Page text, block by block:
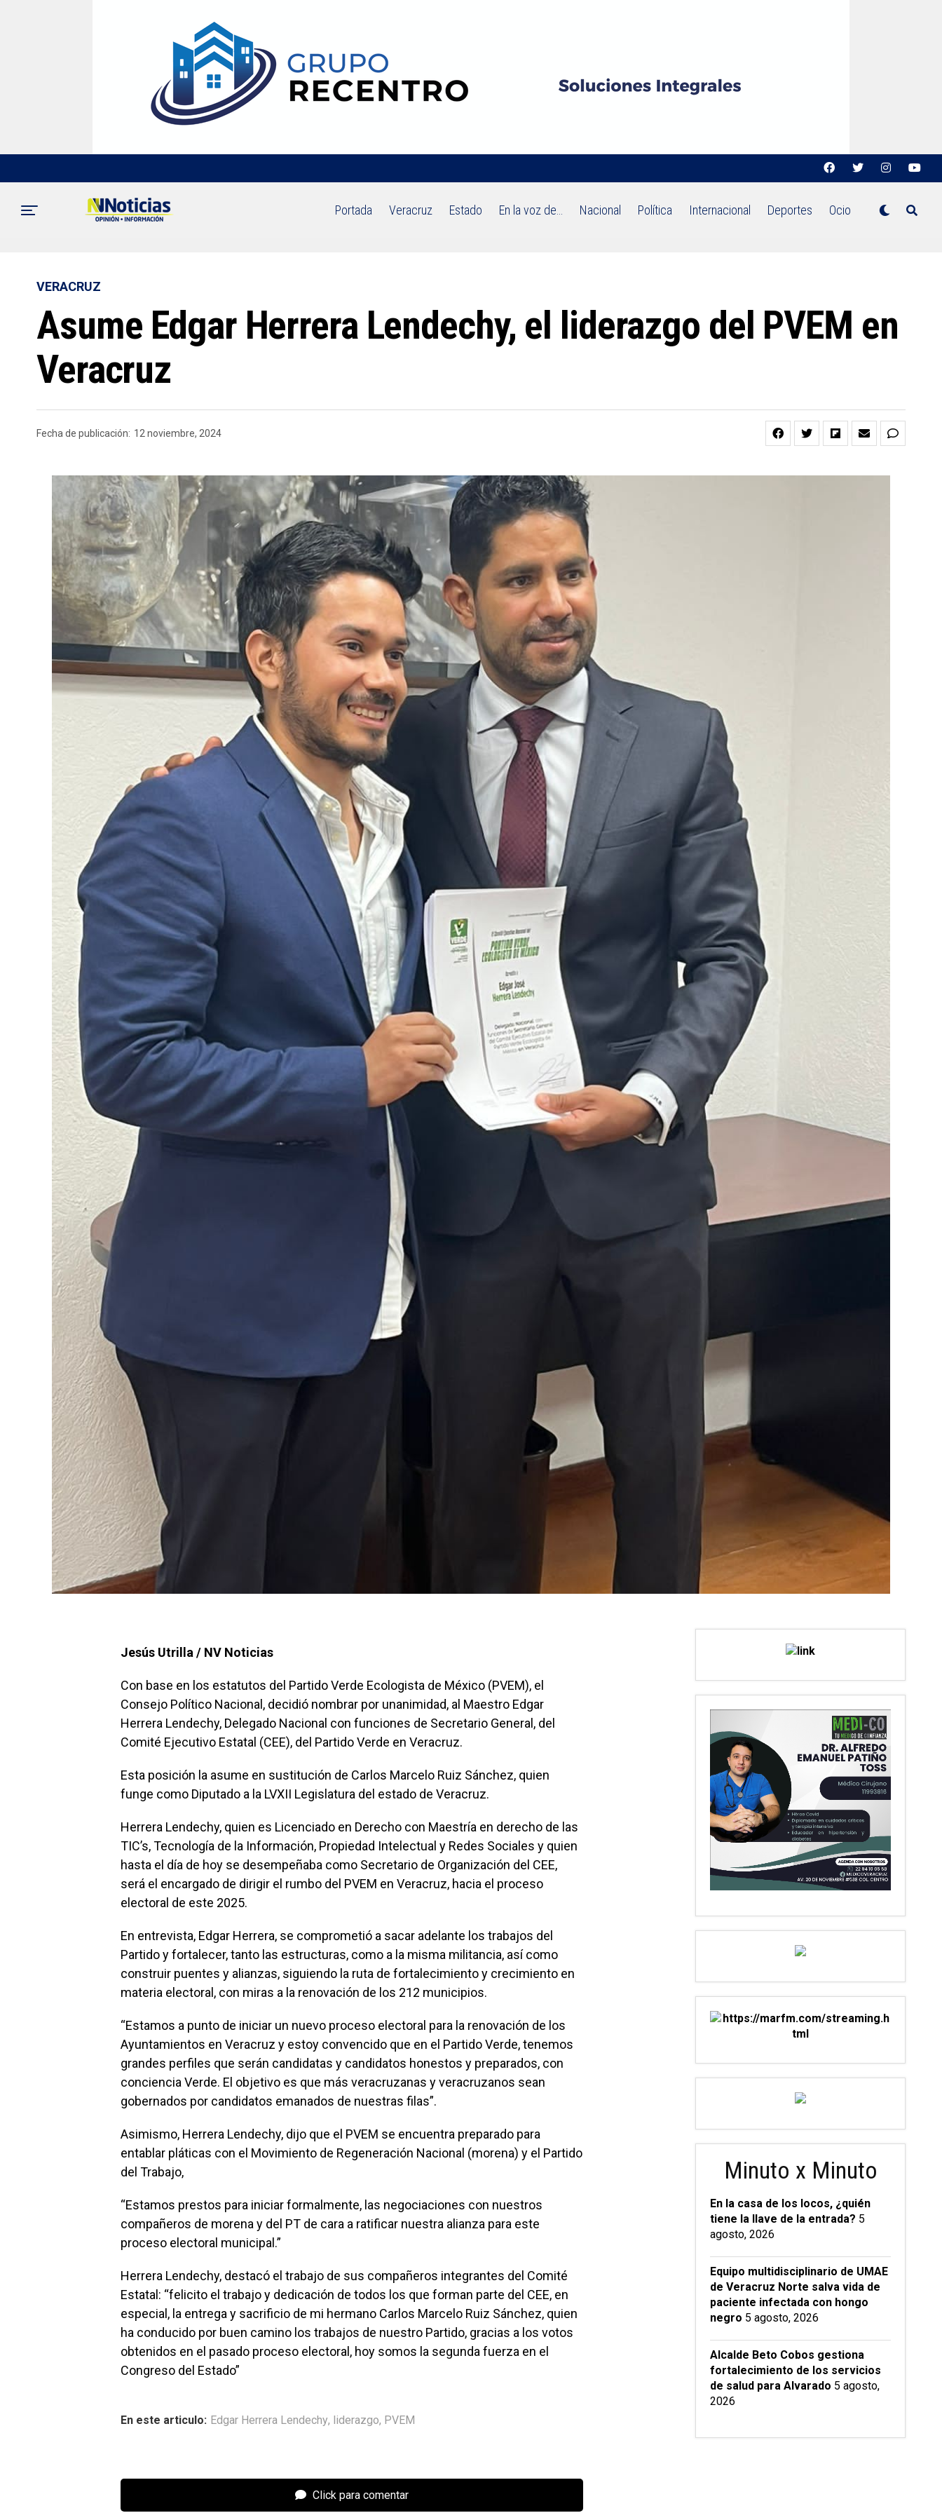
Portada Veracruz Estado En la voz de… Nacional Política Internacional Deportes Ocio
VERACRUZ
Asume Edgar Herrera Lendechy, el liderazgo del PVEM en
Veracruz
Fecha de publicación: 12 noviembre, 2024
Jesús Utrilla / NV Noticias
Con base en los estatutos del Partido Verde Ecologista de México (PVEM), el
Consejo Político Nacional, decidió nombrar por unanimidad, al Maestro Edgar
Herrera Lendechy, Delegado Nacional con funciones de Secretario General, del
Comité Ejecutivo Estatal (CEE), del Partido Verde en Veracruz.
Esta posición la asume en sustitución de Carlos Marcelo Ruiz Sánchez, quien
funge como Diputado a la LVXII Legislatura del estado de Veracruz.
Herrera Lendechy, quien es Licenciado en Derecho con Maestría en derecho de las
TIC’s, Tecnología de la Información, Propiedad Intelectual y Redes Sociales y quien
hasta el día de hoy se desempeñaba como Secretario de Organización del CEE,
será el encargado de dirigir el rumbo del PVEM en Veracruz, hacia el proceso
electoral de este 2025.
En entrevista, Edgar Herrera, se comprometió a sacar adelante los trabajos del
Partido y fortalecer, tanto las estructuras, como a la misma militancia, así como
construir puentes y alianzas, siguiendo la ruta de fortalecimiento y crecimiento en
materia electoral, con miras a la renovación de los 212 municipios.
“Estamos a punto de iniciar un nuevo proceso electoral para la renovación de los
Ayuntamientos en Veracruz y estoy convencido que en el Partido Verde, tenemos
grandes perfiles que serán candidatas y candidatos honestos y preparados, con
conciencia Verde. El objetivo es que más veracruzanas y veracruzanos sean
gobernados por candidatos emanados de nuestras filas”.
Asimismo, Herrera Lendechy, dijo que el PVEM se encuentra preparado para
entablar pláticas con el Movimiento de Regeneración Nacional (morena) y el Partido
del Trabajo,
“Estamos prestos para iniciar formalmente, las negociaciones con nuestros
compañeros de morena y del PT de cara a ratificar nuestra alianza para este
proceso electoral municipal.”
Herrera Lendechy, destacó el trabajo de sus compañeros integrantes del Comité
Estatal: “felicito el trabajo y dedicación de todos los que forman parte del CEE, en
especial, la entrega y sacrificio de mi hermano Carlos Marcelo Ruiz Sánchez, quien
ha conducido por buen camino los trabajos de nuestro Partido, gracias a los votos
obtenidos en el pasado proceso electoral, hoy somos la segunda fuerza en el
Congreso del Estado”
En este articulo: Edgar Herrera Lendechy, liderazgo, PVEM
Click para comentar
Minuto x Minuto
En la casa de los locos, ¿quién
tiene la llave de la entrada? 5
agosto, 2026
Equipo multidisciplinario de UMAE
de Veracruz Norte salva vida de
paciente infectada con hongo
negro 5 agosto, 2026
Alcalde Beto Cobos gestiona
fortalecimiento de los servicios
de salud para Alvarado 5 agosto,
2026